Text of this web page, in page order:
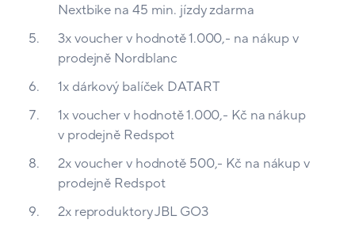
Nextbike na 45 min. jízdy zdarma
3x voucher v hodnotě 1.000,- na nákup v
prodejně Nordblanc
1x dárkový balíček DATART
1x voucher v hodnotě 1.000,- Kč na nákup
v prodejně Redspot
2x voucher v hodnotě 500,- Kč na nákup v
prodejně Redspot
2x reproduktory JBL GO3